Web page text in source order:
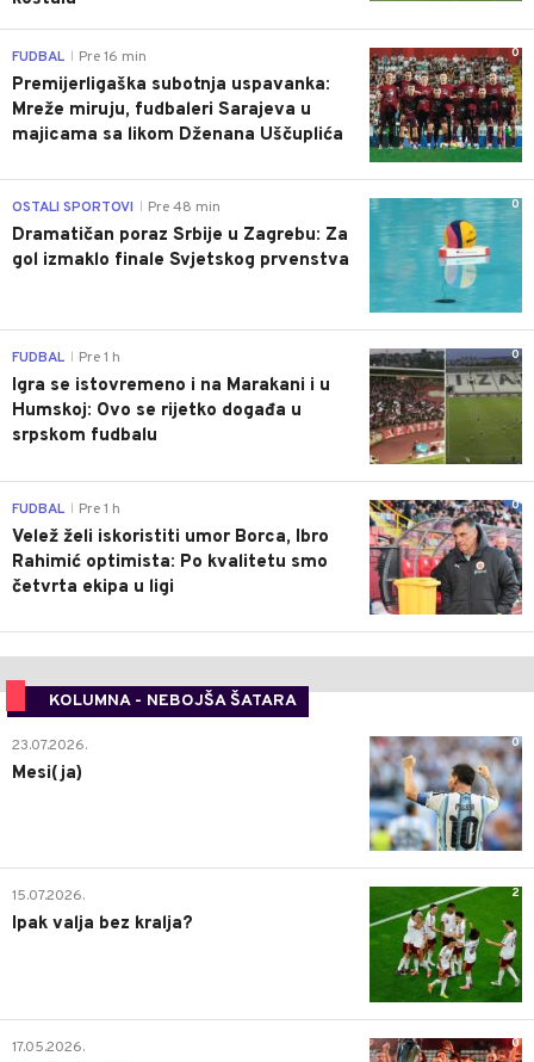
0
FUDBAL Pre 16 min
Premijerligaška subotnja uspavanka:
Mreže miruju, fudbaleri Sarajeva u
majicama sa likom Dženana Uščuplića
0
OSTALI SPORTOVI Pre 48 min
Dramatičan poraz Srbije u Zagrebu: Za
gol izmaklo finale Svjetskog prvenstva
0
FUDBAL Pre 1 h
Igra se istovremeno i na Marakani i u
Humskoj: Ovo se rijetko događa u
srpskom fudbalu
0
FUDBAL Pre 1 h
Velež želi iskoristiti umor Borca, Ibro
Rahimić optimista: Po kvalitetu smo
četvrta ekipa u ligi
KOLUMNA - NEBOJŠA ŠATARA
0
23.07.2026.
Mesi(ja)
2
15.07.2026.
Ipak valja bez kralja?
0
17.05.2026.